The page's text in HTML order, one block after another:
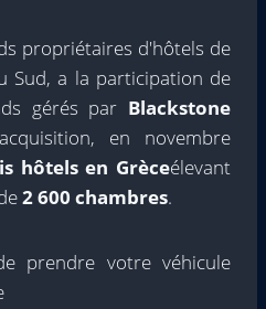
propriétaires d'hôtels de
Sud, a la participation de
gérés par Blackstone
en novembre
hôtels en Grèceélevant
2 600 chambres.
prendre votre véhicule